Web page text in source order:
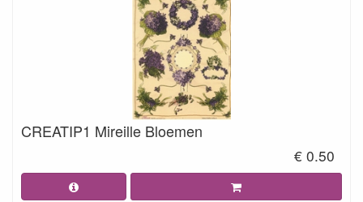
CREATIP1 Mireille Bloemen
€ 0.50